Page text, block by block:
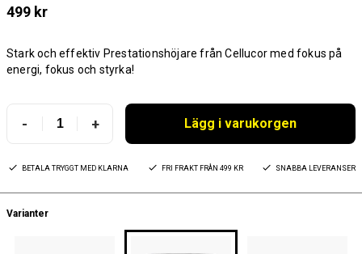
499 kr
Stark och effektiv Prestationshöjare från Cellucor med fokus på
energi, fokus och styrka!
- + Lägg i varukorgen
BETALA TRYGGT MED KLARNA FRI FRAKT FRÅN 499 KR SNABBA LEVERANSER
Varianter